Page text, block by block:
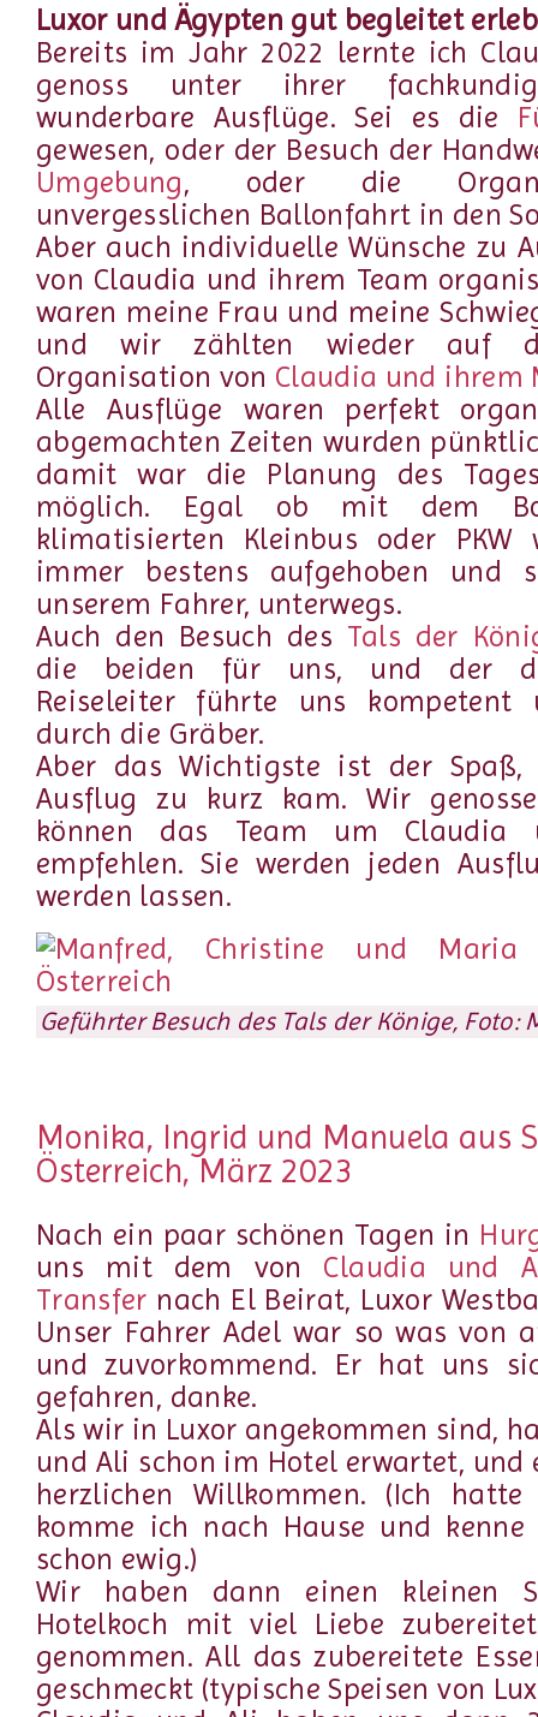
Luxor und Ägypten gut begleitet
Bereits im Jahr 2022 lernte ich
genoss unter ihrer
wunderbare Ausflüge. Sei es die
gewesen, oder der Besuch der
Umgebung, oder die
unvergesslichen Ballonfahrt in den
Aber auch individuelle Wünsche zu
von Claudia und ihrem Team
waren meine Frau und meine
und wir zählten wieder auf
Organisation von Claudia und ihrem
Alle Ausflüge waren perfekt
abgemachten Zeiten wurden
damit war die Planung des
möglich. Egal ob mit dem
klimatisierten Kleinbus oder
immer bestens aufgehoben und
unserem Fahrer, unterwegs.
Auch den Besuch des Tals der
die beiden für uns, und der
Reiseleiter führte uns kompetent
durch die Gräber.
Aber das Wichtigste ist der
Ausflug zu kurz kam. Wir
können das Team um Claudia
empfehlen. Sie werden jeden
werden lassen.
Geführter Besuch des Tals der Könige, Foto:
Monika, Ingrid und Manuela aus
Österreich, März 2023
Nach ein paar schönen Tagen in
uns mit dem von Claudia und
Transfer nach El Beirat, Luxor
Unser Fahrer Adel war so was von
und zuvorkommend. Er hat uns
gefahren, danke.
Als wir in Luxor angekommen sind,
und Ali schon im Hotel erwartet, und
herzlichen Willkommen. (Ich
komme ich nach Hause und
schon ewig.)
Wir haben dann einen kleinen
Hotelkoch mit viel Liebe
genommen. All das zubereitete
geschmeckt (typische Speisen von